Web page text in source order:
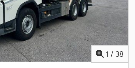
1 / 38